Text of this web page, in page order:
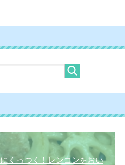
くっつく！レンコンをおい